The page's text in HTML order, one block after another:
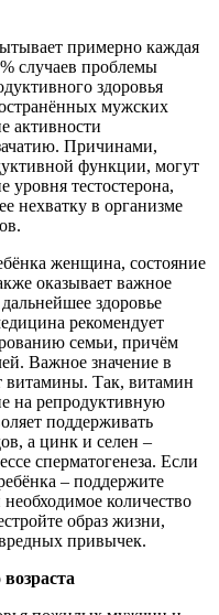
примерно каждая
случаев проблемы
здоровья
мужских
активности
Причинами,
функции, могут
уровня тестостерона,
нехватку в организме
женщина, состояние
оказывает важное
здоровье
рекомендует
семьи, причём
Важное значение в
витамины. Так, витамин
на репродуктивную
поддерживать
а цинк и селен –
сперматогенеза. Если
– поддержите
количество
образ жизни,
привычек.